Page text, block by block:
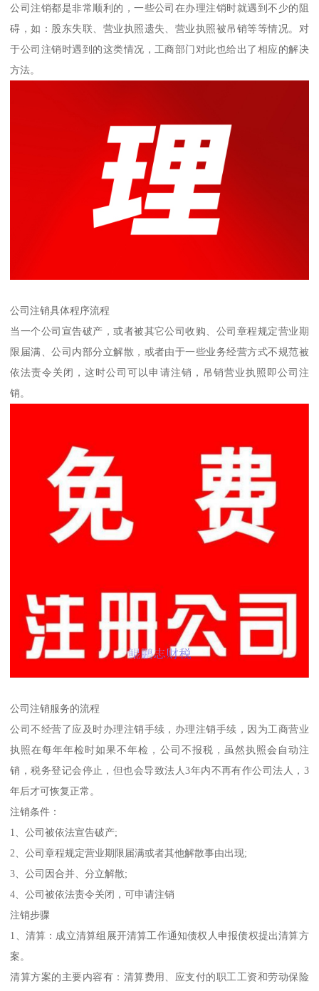
公司注销都是非常顺利的，一些公司在办理注销时就遇到不少的阻
碍，如：股东失联、营业执照遗失、营业执照被吊销等等情况。对
于公司注销时遇到的这类情况，工商部门对此也给出了相应的解决
方法。
公司注销具体程序流程
当一个公司宣告破产，或者被其它公司收购、公司章程规定营业期
限届满、公司内部分立解散，或者由于一些业务经营方式不规范被
依法责令关闭，这时公司可以申请注销，吊销营业执照即公司注
销。
公司注销服务的流程
公司不经营了应及时办理注销手续，办理注销手续，因为工商营业
执照在每年年检时如果不年检，公司不报税，虽然执照会自动注
销，税务登记会停止，但也会导致法人3年内不再有作公司法人，3
年后才可恢复正常。
注销条件：
1、公司被依法宣告破产;
2、公司章程规定营业期限届满或者其他解散事由出现;
3、公司因合并、分立解散;
4、公司被依法责令关闭，可申请注销
注销步骤
1、清算：成立清算组展开清算工作通知债权人申报债权提出清算方
案。
清算方案的主要内容有：清算费用、应支付的职工工资和劳动保险